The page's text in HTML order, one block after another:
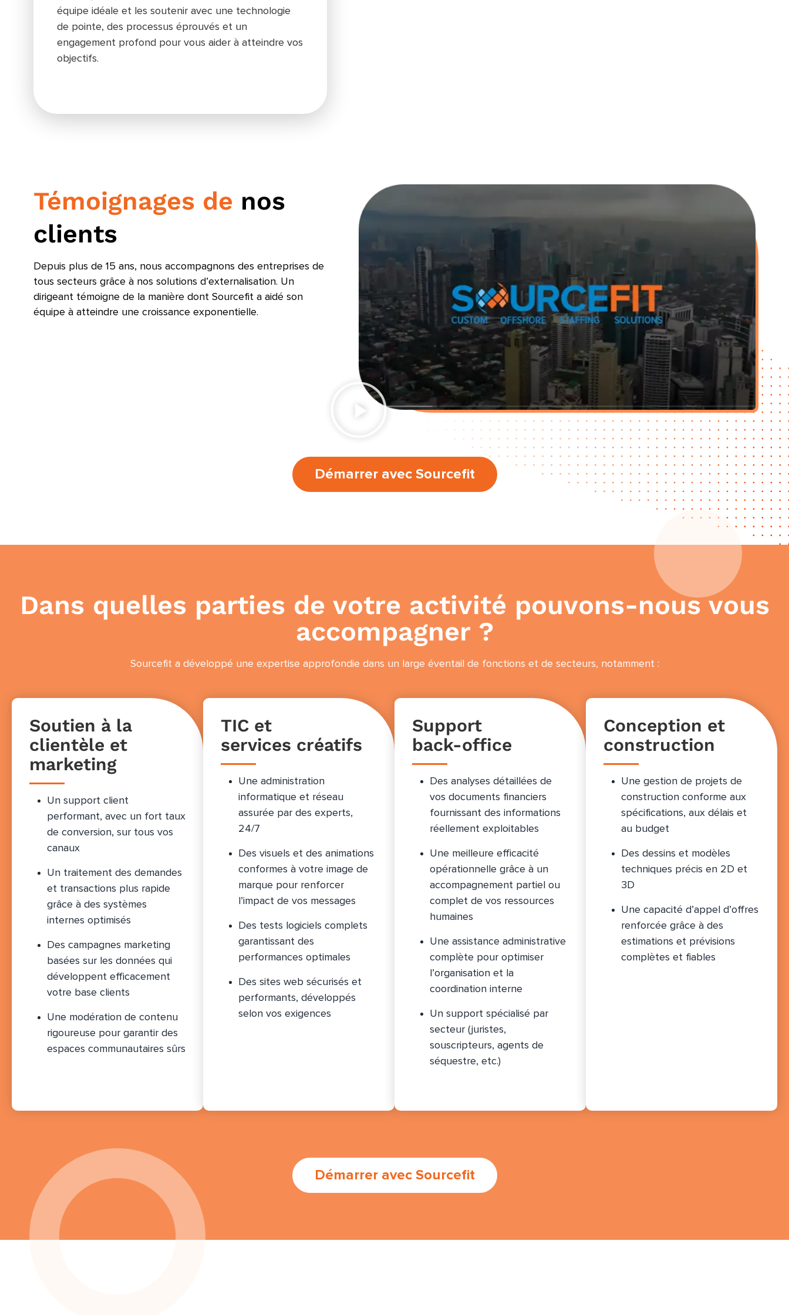
équipe idéale et les soutenir avec une technologie
de pointe, des processus éprouvés et un
engagement profond pour vous aider à atteindre vos
objectifs.
Témoignages de nos
clients
Depuis plus de 15 ans, nous accompagnons des entreprises de
tous secteurs grâce à nos solutions d’externalisation. Un
dirigeant témoigne de la manière dont Sourcefit a aidé son
équipe à atteindre une croissance exponentielle.
Démarrer avec Sourcefit
Dans quelles parties de votre activité pouvons-nous vous
accompagner ?
Sourcefit a développé une expertise approfondie dans un large éventail de fonctions et de secteurs, notamment :
Soutien à la
clientèle et
marketing
Un support client
performant, avec un fort taux
de conversion, sur tous vos
canaux
Un traitement des demandes
et transactions plus rapide
grâce à des systèmes
internes optimisés
Des campagnes marketing
basées sur les données qui
développent efficacement
votre base clients
Une modération de contenu
rigoureuse pour garantir des
espaces communautaires sûrs
TIC et
services créatifs
Une administration
informatique et réseau
assurée par des experts,
24/7
Des visuels et des animations
conformes à votre image de
marque pour renforcer
l’impact de vos messages
Des tests logiciels complets
garantissant des
performances optimales
Des sites web sécurisés et
performants, développés
selon vos exigences
Support
back-office
Des analyses détaillées de
vos documents financiers
fournissant des informations
réellement exploitables
Une meilleure efficacité
opérationnelle grâce à un
accompagnement partiel ou
complet de vos ressources
humaines
Une assistance administrative
complète pour optimiser
l’organisation et la
coordination interne
Un support spécialisé par
secteur (juristes,
souscripteurs, agents de
séquestre, etc.)
Conception et
construction
Une gestion de projets de
construction conforme aux
spécifications, aux délais et
au budget
Des dessins et modèles
techniques précis en 2D et
3D
Une capacité d’appel d’offres
renforcée grâce à des
estimations et prévisions
complètes et fiables
Démarrer avec Sourcefit